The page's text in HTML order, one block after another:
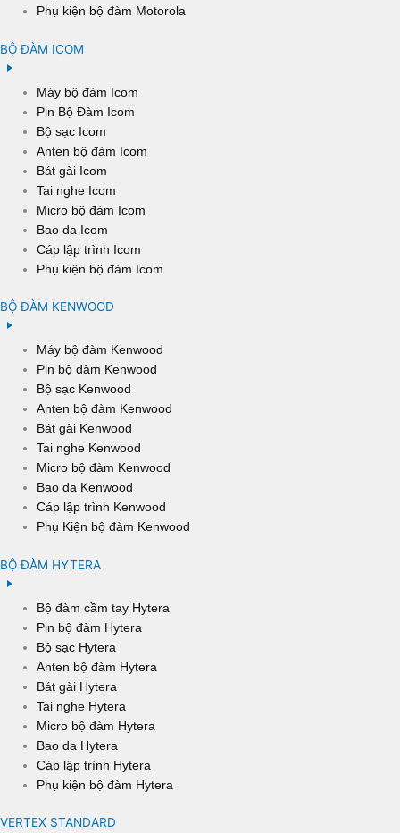
Phụ kiện bộ đàm Motorola
BỘ ĐÀM ICOM
Máy bộ đàm Icom
Pin Bộ Đàm Icom
Bộ sạc Icom
Anten bộ đàm Icom
Bát gài Icom
Tai nghe Icom
Micro bộ đàm Icom
Bao da Icom
Cáp lập trình Icom
Phụ kiện bộ đàm Icom
BỘ ĐÀM KENWOOD
Máy bộ đàm Kenwood
Pin bộ đàm Kenwood
Bộ sạc Kenwood
Anten bộ đàm Kenwood
Bát gài Kenwood
Tai nghe Kenwood
Micro bộ đàm Kenwood
Bao da Kenwood
Cáp lập trình Kenwood
Phụ Kiện bộ đàm Kenwood
BỘ ĐÀM HYTERA
Bộ đàm cầm tay Hytera
Pin bộ đàm Hytera
Bộ sạc Hytera
Anten bộ đàm Hytera
Bát gài Hytera
Tai nghe Hytera
Micro bộ đàm Hytera
Bao da Hytera
Cáp lập trình Hytera
Phụ kiện bộ đàm Hytera
VERTEX STANDARD